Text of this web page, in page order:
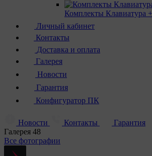
Комплекты Клавиатура
Личный кабинет
Контакты
Доставка и оплата
Галерея
Новости
Гарантия
Конфигуратор ПК
Новости Контакты
Гарантия
Галерея 48
Все фотографии